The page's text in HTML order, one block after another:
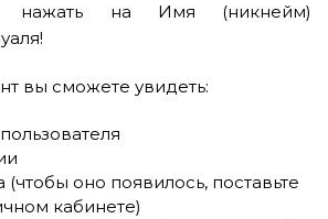
нажать на Имя (никнейм)
вы сможете увидеть:
(чтобы оно появилось, поставьте
кабинете)